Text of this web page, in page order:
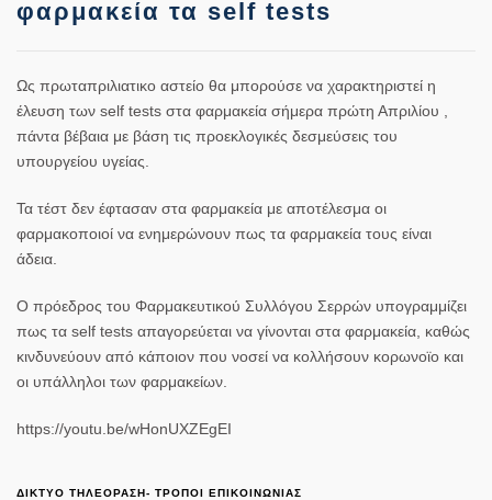
φαρμακεία τα self tests
Ως πρωταπριλιατικο αστείο θα μπορούσε να χαρακτηριστεί η
έλευση των self tests στα φαρμακεία σήμερα πρώτη Απριλίου ,
πάντα βέβαια με βάση τις προεκλογικές δεσμεύσεις του
υπουργείου υγείας.
Τα τέστ δεν έφτασαν στα φαρμακεία με αποτέλεσμα οι
φαρμακοποιοί να ενημερώνουν πως τα φαρμακεία τους είναι
άδεια.
Ο πρόεδρος του Φαρμακευτικού Συλλόγου Σερρών υπογραμμίζει
πως τα self tests απαγορεύεται να γίνονται στα φαρμακεία, καθώς
κινδυνεύουν από κάποιον που νοσεί να κολλήσουν κορωνοϊο και
οι υπάλληλοι των φαρμακείων.
https://youtu.be/wHonUXZEgEI
ΔΙΚΤΥΟ ΤΗΛΕΟΡΑΣΗ- ΤΡΟΠΟΙ ΕΠΙΚΟΙΝΩΝΙΑΣ